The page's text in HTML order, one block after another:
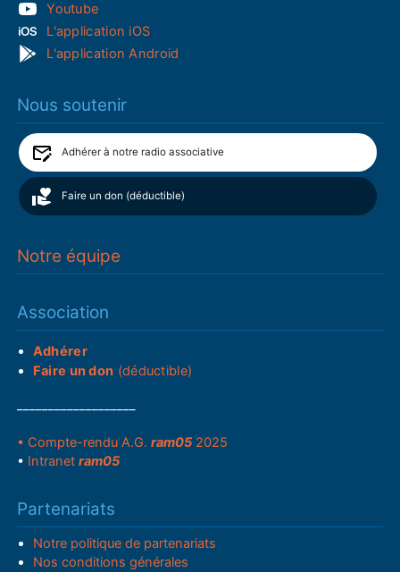
Youtube
L'application iOS
L'application Android
Nous soutenir
Adhérer à notre radio associative
Faire un don (déductible)
Notre équipe
Association
Adhérer
Faire un don (déductible)
• Compte-rendu A.G.ram05 2025
• Intranetram05
Partenariats
Notre politique de partenariats
Nos conditions générales